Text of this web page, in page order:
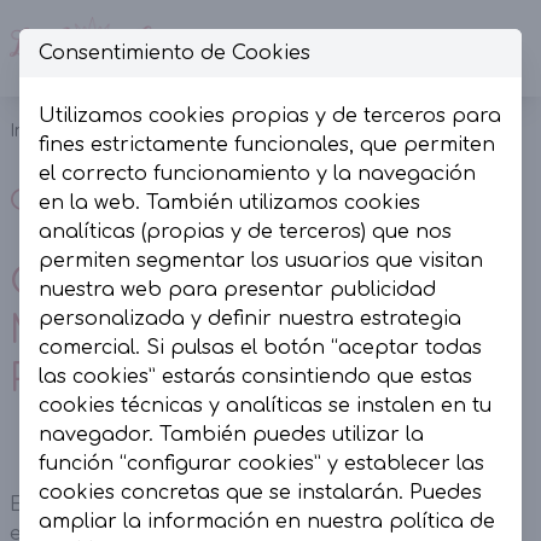
Inicio Conjuntos
Conjuntos
Conjuntos de mujer –
Moda con estilo en La
Presumida
En La Presumida encontrarás una selección
exclusiva de conjuntos de mujer diseñados para
Consentimiento de Cookies
Utilizamos cookies propias y de terceros para
fines estrictamente funcionales, que permiten
el correcto funcionamiento y la navegación
en la web. También utilizamos cookies
analíticas (propias y de terceros) que nos
permiten segmentar los usuarios que visitan
nuestra web para presentar publicidad
personalizada y definir nuestra estrategia
comercial. Si pulsas el botón “aceptar todas
las cookies” estarás consintiendo que estas
cookies técnicas y analíticas se instalen en tu
navegador. También puedes utilizar la
función “configurar cookies” y establecer las
cookies concretas que se instalarán. Puedes
ampliar la información en nuestra política de